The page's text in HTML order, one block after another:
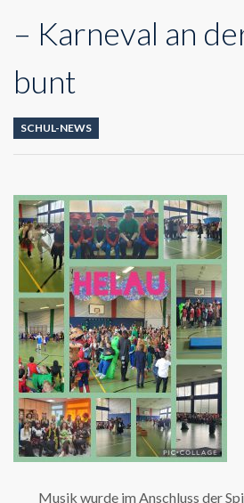
– Karneval an
bunt
SCHUL-NEWS
Musik wurde im Anschluss der